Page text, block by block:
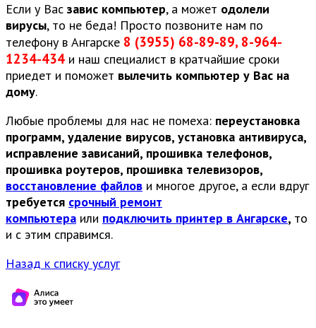
Если у Вас завис компьютер, а может одолели
вирусы, то не беда! Просто позвоните нам по
телефону в Ангарске 8 (3955) 68-89-89, 8-964-
1234-434 и наш специалист в кратчайшие сроки
приедет и поможет вылечить компьютер у Вас на
дому.
Любые проблемы для нас не помеха: переустановка
программ, удаление вирусов, установка антивируса,
исправление зависаний, прошивка телефонов,
прошивка роутеров, прошивка телевизоров,
восстановление файлов и многое другое, а если вдруг
требуется срочный ремонт
компьютера или подключить принтер в Ангарске, то
и с этим справимся.
Назад к списку услуг